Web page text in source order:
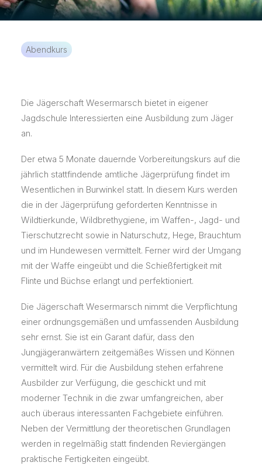
KOSTENLOSE APP
Abendkurs
Die Jägerschaft Wesermarsch bietet in eigener
Jagdschule Interessierten eine Ausbildung zum Jäger
an.
Der etwa 5 Monate dauernde Vorbereitungskurs auf die
jährlich stattfindende amtliche Jägerprüfung findet im
Wesentlichen in Burwinkel statt. In diesem Kurs werden
die in der Jägerprüfung geforderten Kenntnisse in
Wildtierkunde, Wildbrethygiene, im Waffen-, Jagd- und
Tierschutzrecht sowie in Naturschutz, Hege, Brauchtum
und im Hundewesen vermittelt. Ferner wird der Umgang
mit der Waffe eingeübt und die Schießfertigkeit mit
Flinte und Büchse erlangt und perfektioniert.
Die Jägerschaft Wesermarsch nimmt die Verpflichtung
einer ordnungsgemäßen und umfassenden Ausbildung
sehr ernst. Sie ist ein Garant dafür, dass den
Jungjägeranwärtern zeitgemäßes Wissen und Können
vermittelt wird. Für die Ausbildung stehen erfahrene
Ausbilder zur Verfügung, die geschickt und mit
moderner Technik in die zwar umfangreichen, aber
auch überaus interessanten Fachgebiete einführen.
Neben der Vermittlung der theoretischen Grundlagen
werden in regelmäßig statt findenden Reviergängen
praktische Fertigkeiten eingeübt.